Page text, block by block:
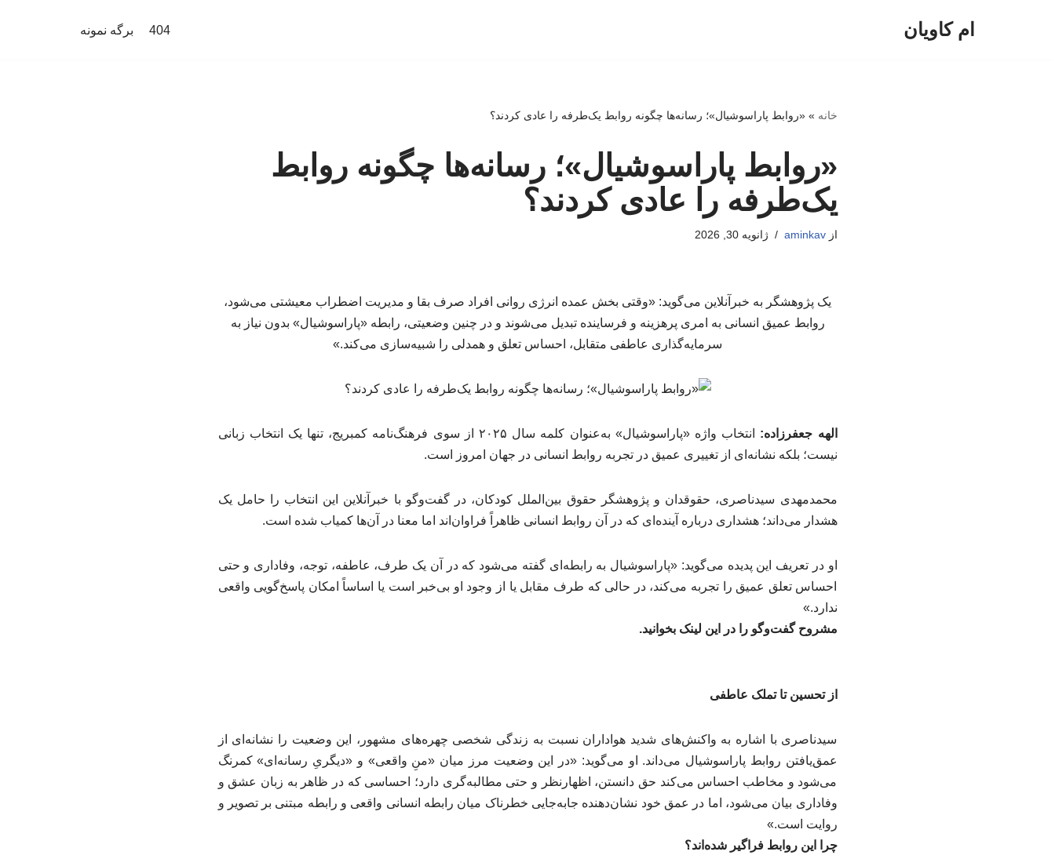
ام کاویان 404 برگه نمونه
خانه »«روابط پاراسوشیال»؛ رسانه‌ها چگونه روابط یک‌طرفه را عادی کردند؟
«روابط پاراسوشیال»؛ رسانه‌ها چگونه روابط
یک‌طرفه را عادی کردند؟
ازaminkav ژانویه 30, 2026
یک پژوهشگر به خبرآنلاین می‌گوید: «وقتی بخش عمده انرژی روانی افراد صرف بقا و مدیریت اضطراب معیشتی می‌شود،
روابط عمیق انسانی به امری پرهزینه و فرساینده تبدیل می‌شوند و در چنین وضعیتی، رابطه «پاراسوشیال» بدون نیاز به
سرمایه‌گذاری عاطفی متقابل، احساس تعلق و همدلی را شبیه‌سازی می‌کند.»
الهه جعفرزاده:
انتخاب واژه «پاراسوشیال» به‌عنوان کلمه سال ۲۰۲۵ از سوی فرهنگ‌نامه کمبریج، تنها یک انتخاب زبانی
نیست؛ بلکه نشانه‌ای از تغییری عمیق در تجربه روابط انسانی در جهان امروز است.
محمدمهدی سیدناصری، حقوقدان و پژوهشگر حقوق بین‌الملل کودکان، در گفت‌وگو با خبرآنلاین این انتخاب را حامل یک
هشدار می‌داند؛ هشداری درباره آینده‌ای که در آن روابط انسانی ظاهراً فراوان‌اند اما معنا در آن‌ها کمیاب شده است.
او در تعریف این پدیده می‌گوید: «پاراسوشیال به رابطه‌ای گفته می‌شود که در آن یک طرف، عاطفه، توجه، وفاداری و حتی
احساس تعلق عمیق را تجربه می‌کند، در حالی که طرف مقابل یا از وجود او بی‌خبر است یا اساساً امکان پاسخ‌گویی واقعی
ندارد.»
مشروح گفت‌وگو را در این لینک بخوانید.
از تحسین تا تملک عاطفی
سیدناصری با اشاره به واکنش‌های شدید هواداران نسبت به زندگی شخصی چهره‌های مشهور، این وضعیت را نشانه‌ای از
عمق‌یافتن روابط پاراسوشیال می‌داند. او می‌گوید: «در این وضعیت مرز میان «منِ واقعی» و «دیگریِ رسانه‌ای» کمرنگ
می‌شود و مخاطب احساس می‌کند حق دانستن، اظهارنظر و حتی مطالبه‌گری دارد؛ احساسی که در ظاهر به زبان عشق و
وفاداری بیان می‌شود، اما در عمق خود نشان‌دهنده جابه‌جایی خطرناک میان رابطه انسانی واقعی و رابطه مبتنی بر تصویر و
روایت است.»
چرا این روابط فراگیر شده‌اند؟